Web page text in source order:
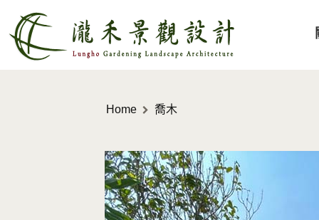
Home 喬木